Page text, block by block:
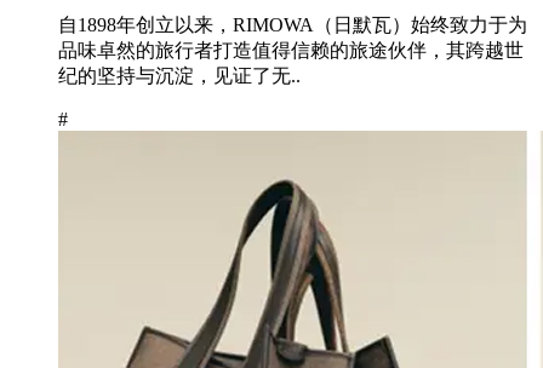
自1898年创立以来，RIMOWA（日默瓦）始终致力于为
品味卓然的旅行者打造值得信赖的旅途伙伴，其跨越世
纪的坚持与沉淀，见证了无..
#